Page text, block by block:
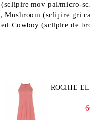
mov pal/micro-
(sclipire gri
Cowboy (sclipire de